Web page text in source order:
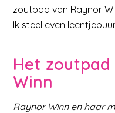
zoutpad van Raynor
Ik steel even
Het
Winn
Raynor Winn en haar